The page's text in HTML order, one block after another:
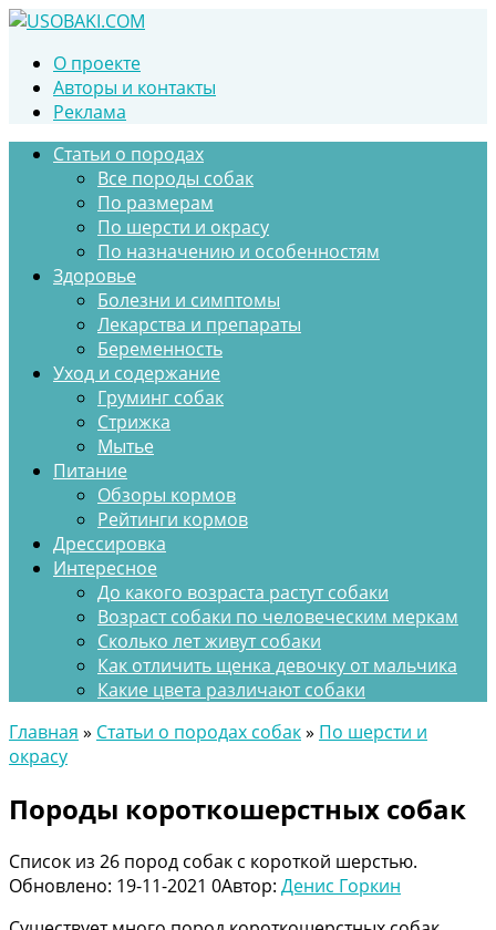
Перейти
контентуО проекте
Авторы и контакты
Реклама
Статьи о породах
Все породы собак
По размерам
По шерсти и окрасу
По назначению и особенностям
Здоровье
Болезни и симптомы
Лекарства и препараты
Беременность
Уход и содержание
Груминг собак
Стрижка
Мытье
Питание
Обзоры кормов
Рейтинги кормов
Дрессировка
Интересное
До какого возраста растут собаки
Возраст собаки по человеческим меркам
Сколько лет живут собаки
Как отличить щенка девочку от мальчика
Какие цвета различают собаки
Главная » Статьи о породах собак» По шерсти и
окрасу
Породы короткошерстных собак
Список из 26 пород собак с короткой шерстью.
Обновлено: 19-11-2021 0Автор: Денис Горкин